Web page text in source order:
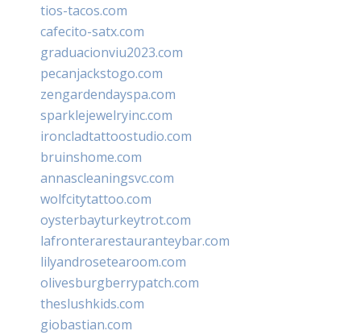
tios-tacos.com
cafecito-satx.com
graduacionviu2023.com
pecanjackstogo.com
zengardendayspa.com
sparklejewelryinc.com
ironcladtattoostudio.com
bruinshome.com
annascleaningsvc.com
wolfcitytattoo.com
oysterbayturkeytrot.com
lafronterarestauranteybar.com
lilyandrosetearoom.com
olivesburgberrypatch.com
theslushkids.com
giobastian.com